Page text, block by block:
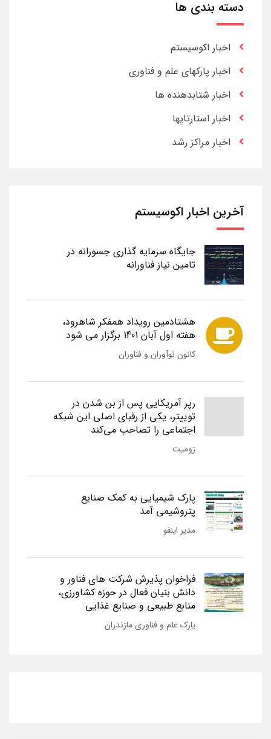
دسته بندی ها
اخبار اکوسیستم
اخبار پارکهای علم و فناوری
اخبار شتابدهنده ها
اخبار استارتاپها
اخبار مراکز رشد
آخرین اخبار اکوسیستم
جایگاه سرمایه گذاری جسورانه در
تامین نیاز فناورانه
هشتادمین رویداد همفکر شاهرود،
هفته اول آبان 1401 برگزار می شود
کانون نوآوران و فناوران
رپر آمریکایی پس از بن شدن در
توییتر، یکی از رقبای اصلی این شبکه
اجتماعی را تصاحب می‌کند
زومیت
پارک شیمیایی به کمک صنایع
پتروشیمی آمد
مدیر اینفو
فراخوان پذیرش شرکت های فناور و
دانش بنیان فعال در حوزه کشاورزی،
منابع طبیعی و صنایع غذایی
پارک علم و فناوری مازندران